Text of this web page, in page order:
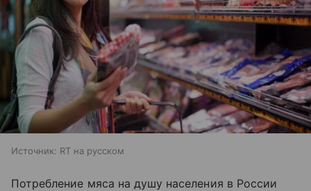
Источник: RT на русском
Потребление мяса на душу населения в России